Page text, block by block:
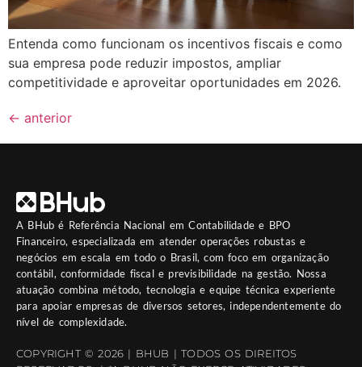
Entenda como funcionam os incentivos fiscais e como
sua empresa pode reduzir impostos, ampliar
competitividade e aproveitar oportunidades em 2026.
← anterior
A BHub é Referência Nacional em Contabilidade e BPO
Financeiro, especializada em atender operações robustas e
negócios em escala em todo o Brasil, com foco em organização
contábil, conformidade fiscal e previsibilidade na gestão. Nossa
atuação combina método, tecnologia e equipe técnica experiente
para apoiar empresas de diversos setores, independentemente do
nível de complexidade.
COPYRIGHT © 2026 | BHUB | TODOS OS DIREITOS